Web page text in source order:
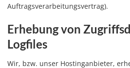
Auftragsverarbeitungsvertrag).
Erhebung von
Logfiles
Wir, bzw. unser Hostinganbieter,